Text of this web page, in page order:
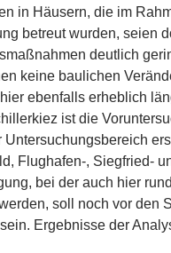
in Häusern, die im
betreut wurden, seien
deutlich
keine baulichen
ebenfalls erheblich
ist die
Untersuchungsbereich
Flughafen-, Siegfried-
bei der auch hier
soll noch vor den
Ergebnisse der